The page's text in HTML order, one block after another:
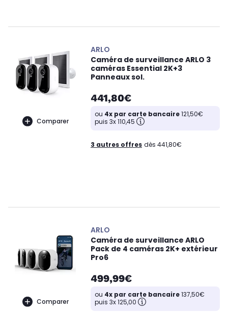
Comparer
ARLO
Caméra de surveillance ARLO 3
caméras Essential 2K+3
Panneaux sol.
441,80€
ou 4x par carte bancaire121,50€
puis 3x 110,45
3 autres offres dès 441,80€
Comparer
ARLO
Caméra de surveillance ARLO
Pack de 4 caméras 2K+ extérieur
Pro6
499,99€
ou 4x par carte bancaire137,50€
puis 3x 125,00